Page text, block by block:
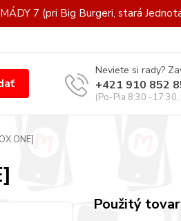
7 (pri Big Burgeri, stará
Neviete si rady?
+421 910 852
(Po-Pia 8:30 -
ONE]
Použitý